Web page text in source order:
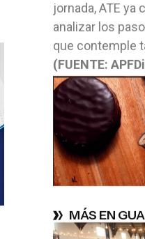
jornada, ATE
analizar los
que contemple
(FUENTE:
MÁS EN